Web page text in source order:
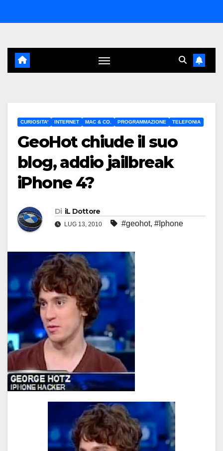
al
CURIOSITA' INTERNET MAC & CO. PROGRAMMAZIONE TELEFONIA
GeoHot chiude il suo
blog, addio jailbreak
iPhone 4?
Di iL Dottore
LUG 13, 2010 #geohot, #Iphone